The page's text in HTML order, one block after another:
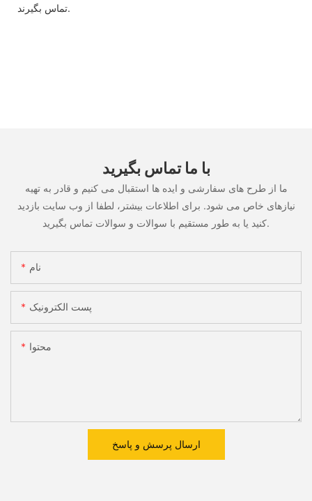
تماس بگیرند.
با ما تماس بگیرید
ما از طرح های سفارشی و ایده ها استقبال می کنیم و قادر به تهیه
نیازهای خاص می شود. برای اطلاعات بیشتر، لطفا از وب سایت بازدید
کنید یا به طور مستقیم با سوالات و سوالات تماس بگیرید.
نام
پست الکترونیک
محتوا
ارسال پرسش و پاسخ